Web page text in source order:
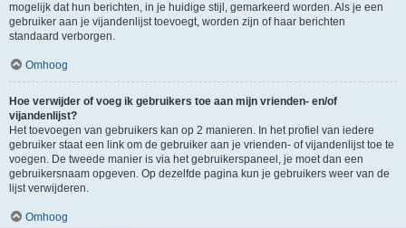
mogelijk dat hun berichten, in je huidige stijl, gemarkeerd worden. Als je een
gebruiker aan je vijandenlijst toevoegt, worden zijn of haar berichten
standaard verborgen.
Omhoog
Hoe verwijder of voeg ik gebruikers toe aan mijn vrienden- en/of
vijandenlijst?
Het toevoegen van gebruikers kan op 2 manieren. In het profiel van iedere
gebruiker staat een link om de gebruiker aan je vrienden- of vijandenlijst toe te
voegen. De tweede manier is via het gebruikerspaneel, je moet dan een
gebruikersnaam opgeven. Op dezelfde pagina kun je gebruikers weer van de
lijst verwijderen.
Omhoog